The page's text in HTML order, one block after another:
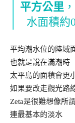
平方公里
水面積約
平均潮水位的陸域
也就是說在滿潮時
太平島的面積會更
如果要改走觀光路
Zeta是很難想像所
連最基本的淡水